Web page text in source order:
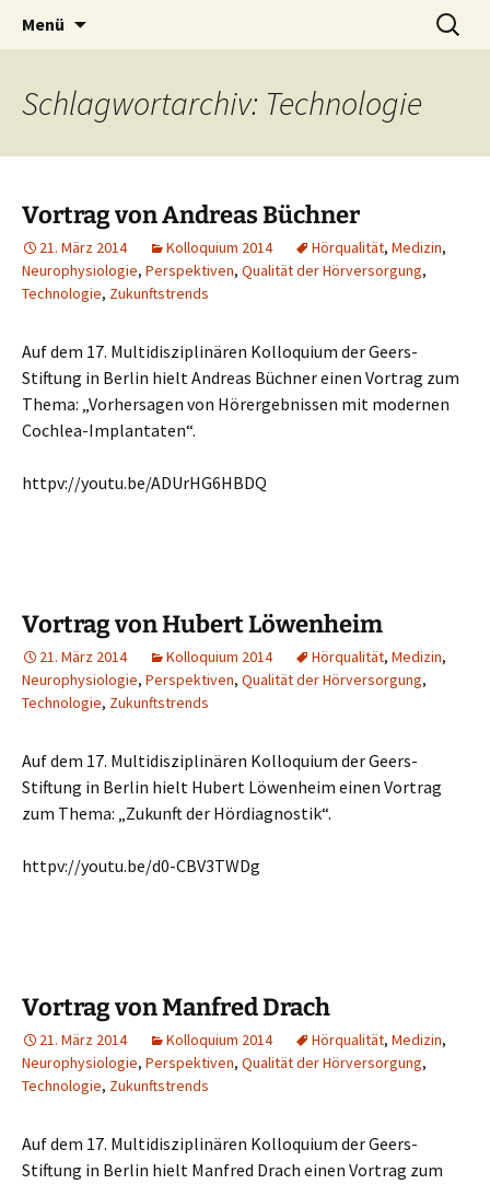
KIND Hörstiftung
Menü
Suchen
nach:
Schlagwortarchiv: Technologie
Vortrag von Andreas Büchner
21. März 2014 Kolloquium 2014 Hörqualität, Medizin,
Neurophysiologie, Perspektiven, Qualität der Hörversorgung,
Technologie, Zukunftstrends
Auf dem 17. Multidisziplinären Kolloquium der Geers-
Stiftung in Berlin hielt Andreas Büchner einen Vortrag zum
Thema: „Vorhersagen von Hörergebnissen mit modernen
Cochlea-Implantaten“.
httpv://youtu.be/ADUrHG6HBDQ
Vortrag von Hubert Löwenheim
21. März 2014 Kolloquium 2014 Hörqualität, Medizin,
Neurophysiologie, Perspektiven, Qualität der Hörversorgung,
Technologie, Zukunftstrends
Auf dem 17. Multidisziplinären Kolloquium der Geers-
Stiftung in Berlin hielt Hubert Löwenheim einen Vortrag
zum Thema: „Zukunft der Hördiagnostik“.
httpv://youtu.be/d0-CBV3TWDg
Vortrag von Manfred Drach
21. März 2014 Kolloquium 2014 Hörqualität, Medizin,
Neurophysiologie, Perspektiven, Qualität der Hörversorgung,
Technologie, Zukunftstrends
Auf dem 17. Multidisziplinären Kolloquium der Geers-
Stiftung in Berlin hielt Manfred Drach einen Vortrag zum